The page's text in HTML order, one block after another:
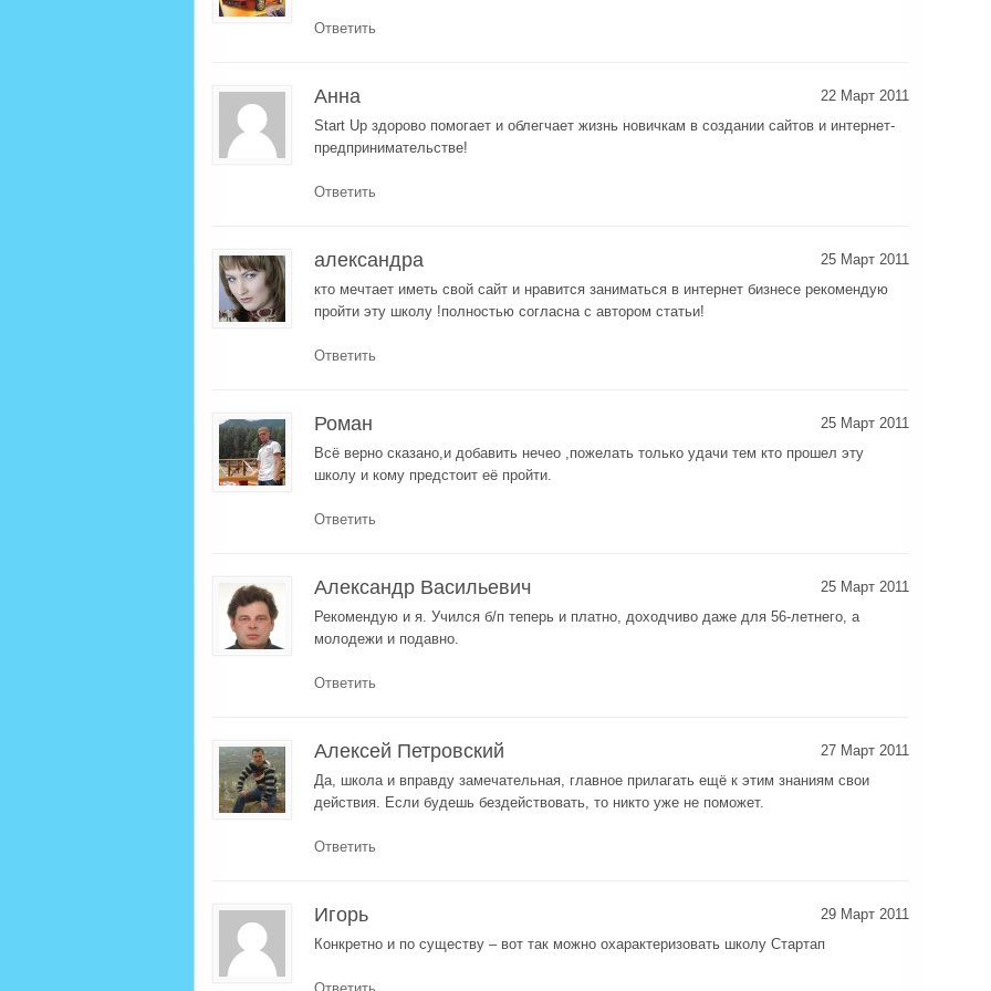
Ответить
Анна
22 Март 2011
Start Up здорово помогает и облегчает жизнь новичкам в создании сайтов и интернет-
предпринимательстве!
Ответить
александра
25 Март 2011
кто мечтает иметь свой сайт и нравится заниматься в интернет бизнесе рекомендую
пройти эту школу !полностью согласна с автором статьи!
Ответить
Роман
25 Март 2011
Всё верно сказано,и добавить нечео ,пожелать только удачи тем кто прошел эту
школу и кому предстоит её пройти.
Ответить
Александр Васильевич
25 Март 2011
Рекомендую и я. Учился б/п теперь и платно, доходчиво даже для 56-летнего, а
молодежи и подавно.
Ответить
Алексей Петровский
27 Март 2011
Да, школа и вправду замечательная, главное прилагать ещё к этим знаниям свои
действия. Если будешь бездействовать, то никто уже не поможет.
Ответить
Игорь
29 Март 2011
Конкретно и по существу – вот так можно охарактеризовать школу Стартап